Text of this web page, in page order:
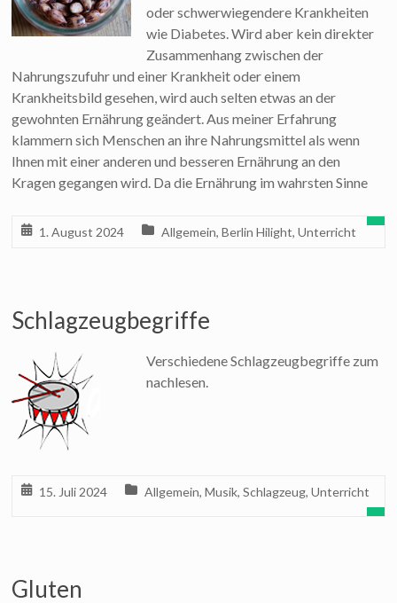
oder schwerwiegendere Krankheiten
wie Diabetes. Wird aber kein direkter
Zusammenhang zwischen der
Nahrungszufuhr und einer Krankheit oder einem
Krankheitsbild gesehen, wird auch selten etwas an der
gewohnten Ernährung geändert. Aus meiner Erfahrung
klammern sich Menschen an ihre Nahrungsmittel als wenn
Ihnen mit einer anderen und besseren Ernährung an den
Kragen gegangen wird. Da die Ernährung im wahrsten Sinne
1. August 2024 Allgemein,Berlin Hilight,Unterricht
Schlagzeugbegriffe
Verschiedene Schlagzeugbegriffe zum
nachlesen.
15. Juli 2024 Allgemein,Musik,Schlagzeug,Unterricht
Gluten